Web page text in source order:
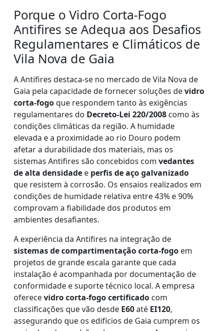
Porque o Vidro Corta-Fogo
Antifires se Adequa aos Desafios
Regulamentares e Climáticos de
Vila Nova de Gaia
A Antifires destaca-se no mercado de Vila Nova de
Gaia pela capacidade de fornecer soluções devidro
corta-fogoque respondem tanto às exigências
regulamentares do Decreto-Lei 220/2008 como às
condições climáticas da região. A humidade
elevada e a proximidade ao rio Douro podem
afetar a durabilidade dos materiais, mas os
sistemas Antifires são concebidos com vedantes
de alta densidade e perfis de aço galvanizado
que resistem à corrosão. Os ensaios realizados em
condições de humidade relativa entre 43% e 90%
comprovam a fiabilidade dos produtos em
ambientes desafiantes.
A experiência da Antifires na integração de
sistemas de compartimentação corta-fogo em
projetos de grande escala garante que cada
instalação é acompanhada por documentação de
conformidade e suporte técnico local. A empresa
oferecevidro corta-fogo certificado com
classificações que vão desde E60até EI120,
assegurando que os edifícios de Gaia cumprem os